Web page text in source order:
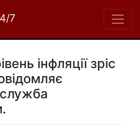
7
інфляції зріс